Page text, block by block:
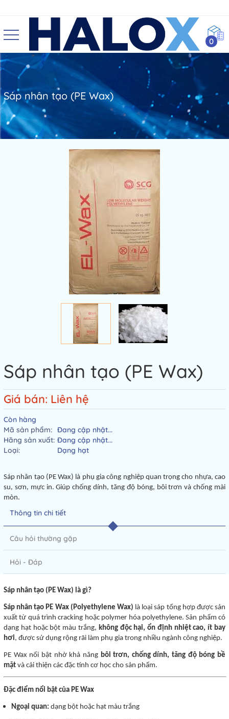
0
Sáp nhân tạo (PE Wax)
Sáp nhân tạo (PE Wax)
Giá bán: Liên hệ
Còn hàng
Mã sản phẩm: Đang cập nhật...
Hãng sản xuất: Đang cập nhật...
Loại:
Dạng hạt
Sáp nhân tạo (PE Wax) là phụ gia công nghiệp quan trọng cho nhựa, cao
su, sơn, mực in. Giúp chống dính, tăng độ bóng, bôi trơn và chống mài
mòn.
Thông tin chi tiết
Câu hỏi thường gặp
Hỏi - Đáp
Sáp nhân tạo (PE Wax) là gì?
Sáp nhân tạo PE Wax (Polyethylene Wax) là loại sáp tổng hợp được sản
xuất từ quá trình cracking hoặc polymer hóa polyethylene. Sản phẩm có
dạng hạt hoặc bột màu trắng, không độc hại, ổn định nhiệt cao, ít bay
hơi, được sử dụng rộng rãi làm phụ gia trong nhiều ngành công nghiệp.
PE Wax nổi bật nhờ khả năng bôi trơn, chống dính, tăng độ bóng bề
mặt và cải thiện các đặc tính cơ học cho sản phẩm.
Đặc điểm nổi bật của PE Wax
Ngoại quan: dạng bột hoặc hạt màu trắng